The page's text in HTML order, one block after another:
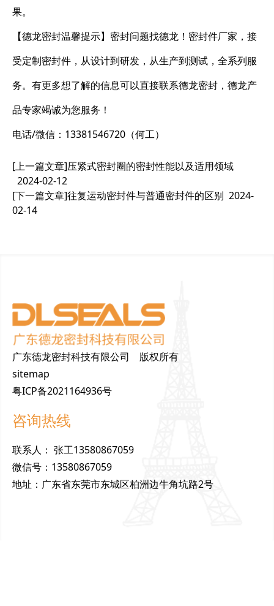
果。
【德龙密封温馨提示】密封问题找德龙！密封件厂家，接
受定制密封件，从设计到研发，从生产到测试，全系列服
务。有更多想了解的信息可以直接联系德龙密封，德龙产
品专家竭诚为您服务！
电话/微信：13381546720（何工）
[上一篇文章]压紧式密封圈的密封性能以及适用领域
2024-02-12
[下一篇文章]往复运动密封件与普通密封件的区别 2024-
02-14
广东德龙密封科技有限公司 版权所有
sitemap
粤ICP备2021164936号
咨询热线
联系人 ： 张工13580867059
微信号 ： 13580867059
地址 ： 广东省东莞市东城区柏洲边牛角坑路2号